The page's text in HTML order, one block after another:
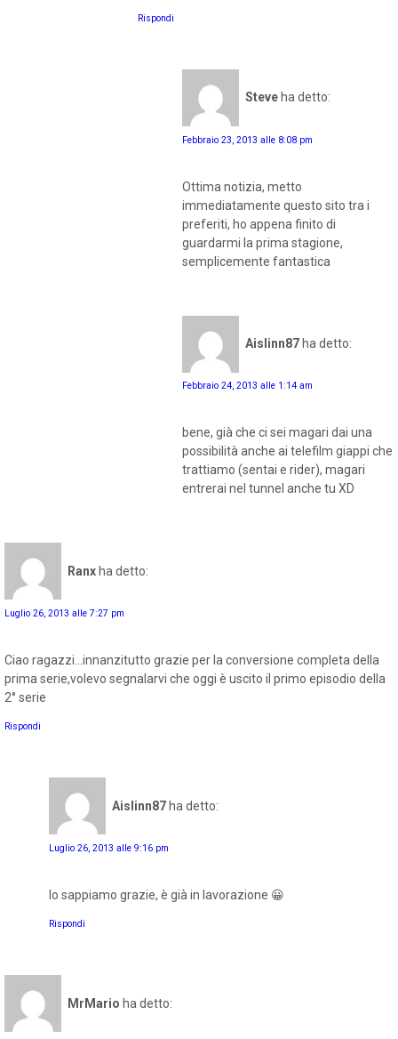
Rispondi
Steve ha detto:
Febbraio 23, 2013 alle 8:08 pm
Ottima notizia, metto
immediatamente questo sito tra i
preferiti, ho appena finito di
guardarmi la prima stagione,
semplicemente fantastica
Aislinn87 ha detto:
Febbraio 24, 2013 alle 1:14 am
bene, già che ci sei magari dai una
possibilità anche ai telefilm giappi che
trattiamo (sentai e rider), magari
entrerai nel tunnel anche tu XD
Ranx ha detto:
Luglio 26, 2013 alle 7:27 pm
Ciao ragazzi...innanzitutto grazie per la conversione completa della
prima serie,volevo segnalarvi che oggi è uscito il primo episodio della
2° serie
Rispondi
Aislinn87 ha detto:
Luglio 26, 2013 alle 9:16 pm
lo sappiamo grazie, è già in lavorazione 😀
Rispondi
MrMario ha detto: